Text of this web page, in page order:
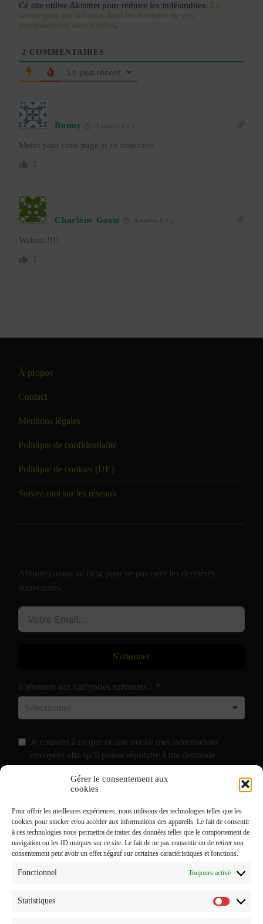
Gérer le consentement aux
cookies
Pour offrir les meilleures expériences, nous utilisons des technologies telles que les
cookies pour stocker et/ou accéder aux informations des appareils. Le fait de consentir
à ces technologies nous permettra de traiter des données telles que le comportement de
navigation ou les ID uniques sur ce site. Le fait de ne pas consentir ou de retirer son
consentement peut avoir un effet négatif sur certaines caractéristiques et fonctions.
Fonctionnel Toujours activé
Statistiques
Ce site utilise Akismet pour réduire les indésirables. En
savoir plus sur la façon dont les données de vos
commentaires sont traitées.
2 COMMENTAIRES
Le plus récent
Bonny 4 années il y a
Merci pour cette page et ce concours
1
Charlène Gaste 4 années il y a
Wahou !!!!
1
À propos
Contact
Mentions légales
Politique de confidentialité
Politique de cookies (UE)
Suivez-moi sur les réseaux
Abonnez-vous au blog pour ne pas rater les dernières
nouveautés.
S'abonner
S'abonner aux catégories suivantes :
Je consens à ce que ce site stocke mes informations
envoyées afin qu'il puisse répondre à ma demande.
J'accepte de recevoir vos e-mails et confirme avoir pris
Mentions Légales.